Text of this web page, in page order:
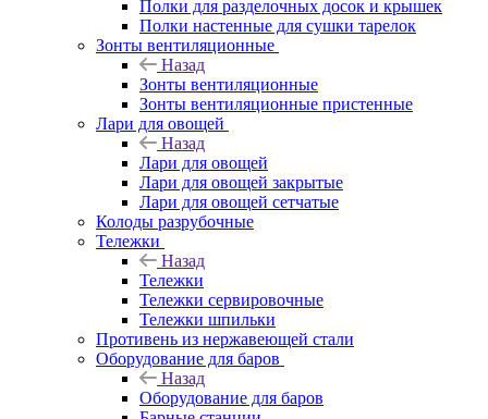
Полки для разделочных досок и крышек
Полки настенные для сушки тарелок
Зонты вентиляционные
Назад
Зонты вентиляционные
Зонты вентиляционные пристенные
Лари для овощей
Назад
Лари для овощей
Лари для овощей закрытые
Лари для овощей сетчатые
Колоды разрубочные
Тележки
Назад
Тележки
Тележки сервировочные
Тележки шпильки
Противень из нержавеющей стали
Оборудование для баров
Назад
Оборудование для баров